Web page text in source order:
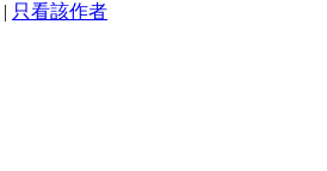
| 只看該作者